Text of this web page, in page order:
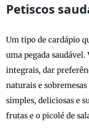
Petiscos
Um tipo de cardápio
uma pegada
integrais, dar
naturais e
simples, deliciosas e
frutas e o picolé de